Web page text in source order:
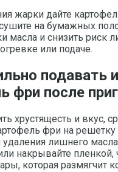
жарки дайте
на бумажных
масла и снизить риск
или подаче.
подавать
фри после
хрустящесть и вкус,
фри на
удаления лишнего
накрывайте пленкой,
которая размягчит